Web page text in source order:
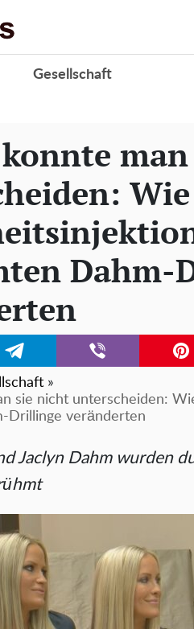
Gesellschaft
Wie
Dahm-
»
sie nicht unterscheiden:
Drillinge veränderten
Jaclyn Dahm wurden